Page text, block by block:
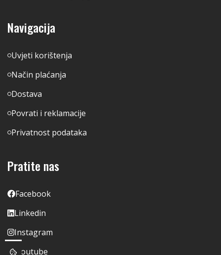
Navigacija
Uvjeti korištenja
Način plaćanja
Dostava
Povrati i reklamacije
Privatnost podataka
Pratite nas
Facebook
Linkedin
Instagram
Youtube